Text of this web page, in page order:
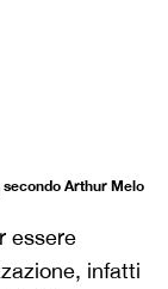
Arthur Melo
essere
infatti